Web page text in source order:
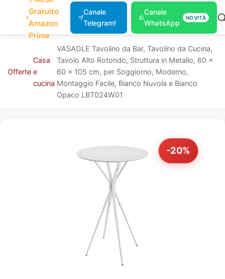
Gratuito
Amazon
Prime
Canale
Telegram!
Canale
WhatsApp
NOVITÀ
Offerte
Casa
e
cucina
VASAGLE Tavolino da Bar, Tavolino da Cucina,
Tavolo Alto Rotondo, Struttura in Metallo, 60 x
60 x 105 cm, per Soggiorno, Moderno,
Montaggio Facile, Bianco Nuvola e Bianco
Opaco LBT024W01
-20%